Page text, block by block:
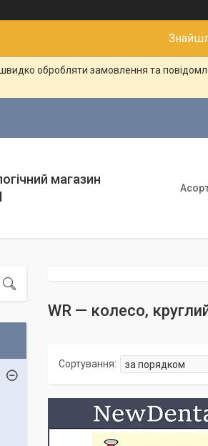
обробляти замовлення та
магазин
WR — колесо,